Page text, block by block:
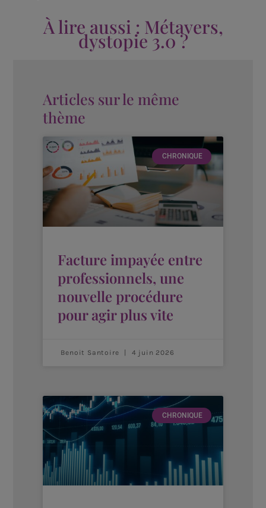
À lire aussi : Métavers,
dystopie 3.0 ?
Articles sur le même
thème
CHRONIQUE
Facture impayée entre
professionnels, une
nouvelle procédure
pour agir plus vite
Benoit Santoire 4 juin 2026
CHRONIQUE